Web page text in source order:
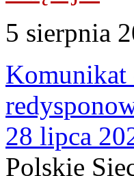
5 sierpnia
Komunikat
28 lipca
Polskie